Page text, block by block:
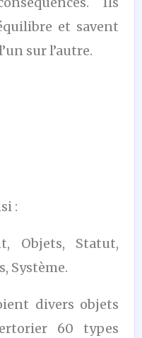
et savent
sur l’autre.
:
Objets, Statut,
Système.
divers objets
60 types